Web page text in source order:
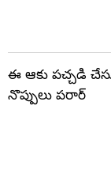
ఈ ఆకు పచ్చడి
నొప్పులు పరార్‌